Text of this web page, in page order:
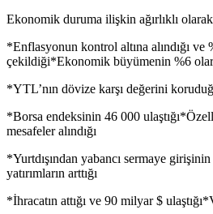
Ekonomik duruma ilişkin ağırlıklı
*Enflasyonun kontrol altına alındığı ve
çekildiği*Ekonomik büyümenin %6
*YTL’nın dövize karşı değerini
*Borsa endeksinin 46 000
mesafeler alındığı
*Yurtdışından yabancı sermaye
yatırımların arttığı
*İhracatın attığı ve 90 milyar $